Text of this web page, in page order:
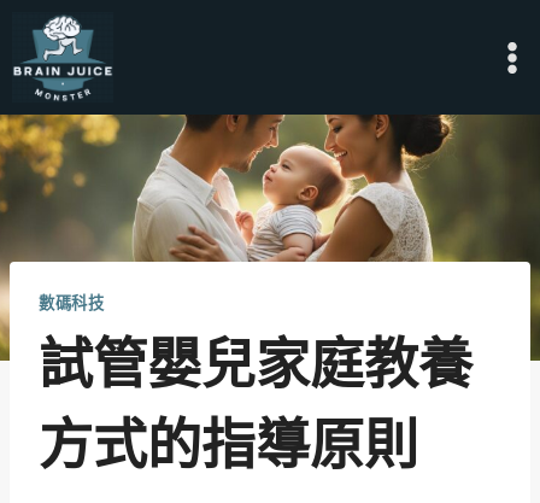
Skip
content
數碼科技
試管嬰兒家庭教養
方式的指導原則